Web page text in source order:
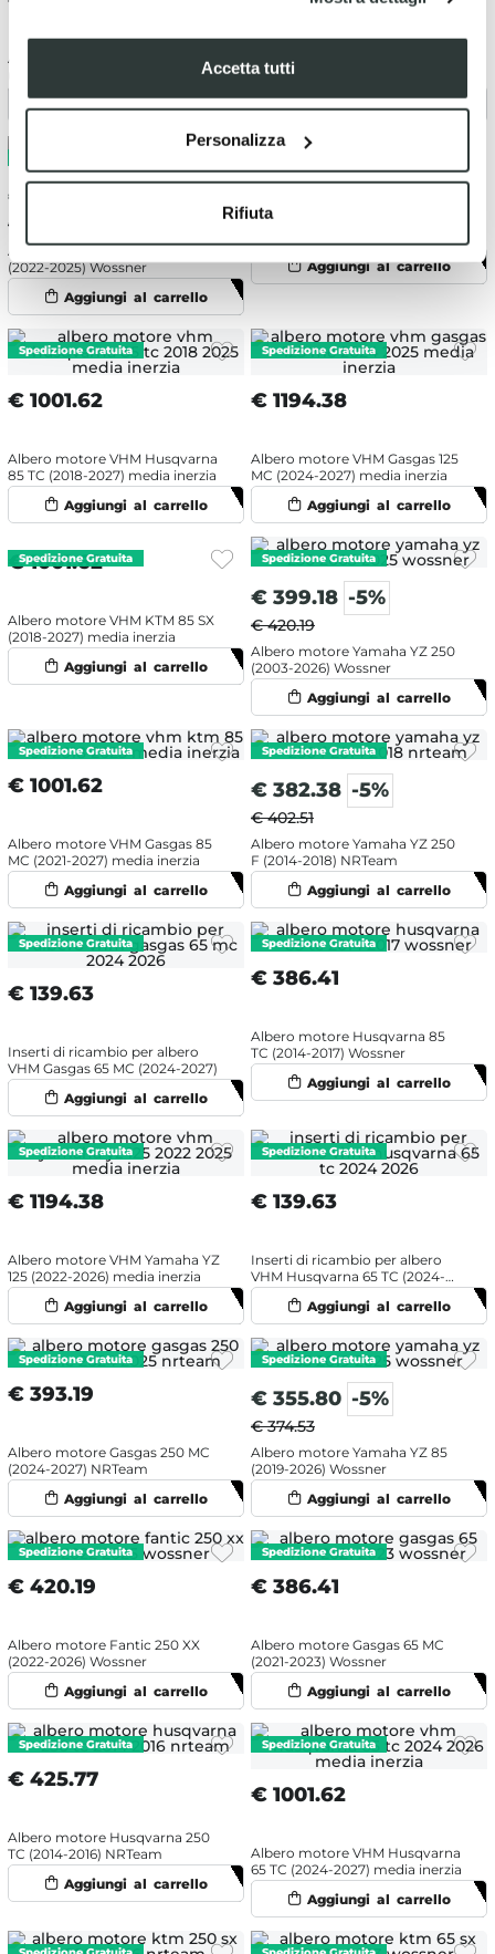
Accetta tutti
Personalizza
Rifiuta
Albero motore Gasgas 250 MC
311.38 -5%
Albero motore Yamaha YZ 65
(2018-2026) Wossner
€
€ 393.73
Albero motore Yamaha YZ 125
(2022-2025) Wossner
Albero motore KTM 300 SX
€ 1001.62
Albero motore VHM Husqvarna
85 TC (2018-2027) media inerzia
€ 1194.38
Albero motore VHM Gasgas 125
MC (2024-2027) media inerzia
€ 1001.62
Albero motore VHM KTM 85 SX
(2018-2027) media inerzia
€ 399.18 -5%
€ 420.19
Albero motore Yamaha YZ 250
(2003-2026) Wossner
€ 1001.62
Albero motore VHM Gasgas 85
MC (2021-2027) media inerzia
€ 382.38 -5%
€ 402.51
Albero motore Yamaha YZ 250
F (2014-2018) NRTeam
€ 139.63
Inserti di ricambio per albero
VHM Gasgas 65 MC (2024-2027)
€ 386.41
Albero motore Husqvarna 85
TC (2014-2017) Wossner
€ 1194.38
Albero motore VHM Yamaha YZ
125 (2022-2026) media inerzia
€ 139.63
Inserti di ricambio per albero
VHM Husqvarna 65 TC (2024-
2027)
€ 393.19
Albero motore Gasgas 250 MC
(2024-2027) NRTeam
€ 355.80 -5%
€ 374.53
Albero motore Yamaha YZ 85
(2019-2026) Wossner
€ 420.19
Albero motore Fantic 250 XX
(2022-2026) Wossner
€ 386.41
Albero motore Gasgas 65 MC
(2021-2023) Wossner
€ 425.77
Albero motore Husqvarna 250
TC (2014-2016) NRTeam
€ 1001.62
Albero motore VHM Husqvarna
65 TC (2024-2027) media inerzia